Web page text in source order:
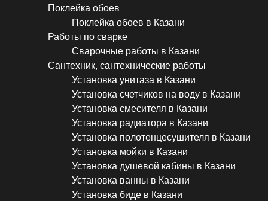
Поклейка обоев
Поклейка обоев в Казани
Работы по сварке
Сварочные работы в Казани
Сантехник, сантехнические работы
Установка унитаза в Казани
Установка счетчиков на воду в Казани
Установка смесителя в Казани
Установка радиатора в Казани
Установка полотенцесушителя в Казани
Установка мойки в Казани
Установка душевой кабины в Казани
Установка ванны в Казани
Установка биде в Казани